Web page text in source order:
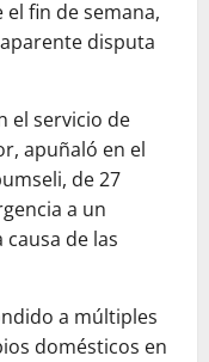
fin de semana,
disputa
el servicio de
apuñaló en el
de 27
a un
de las
a múltiples
domésticos en